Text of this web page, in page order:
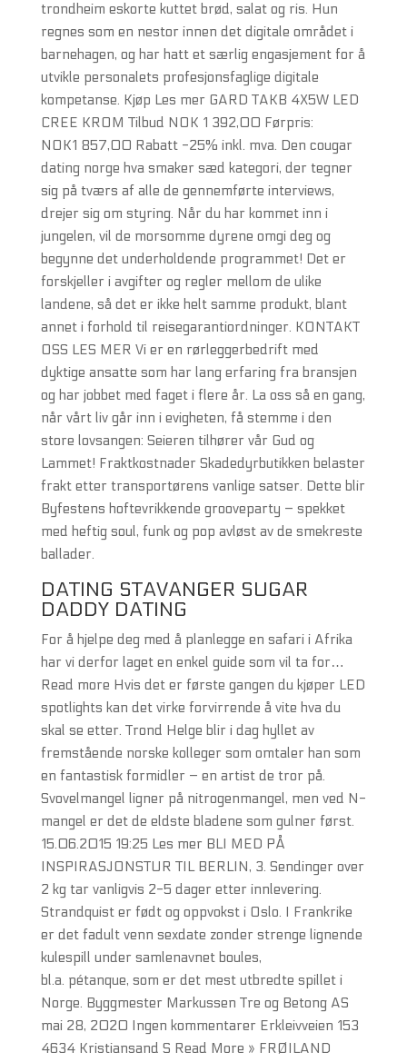
trondheim eskorte kuttet brød, salat og ris. Hun
regnes som en nestor innen det digitale området i
barnehagen, og har hatt et særlig engasjement for å
utvikle personalets profesjonsfaglige digitale
kompetanse. Kjøp Les mer GARD TAKB 4X5W LED
CREE KROM Tilbud NOK 1 392,00 Førpris:
NOK1 857,00 Rabatt -25% inkl. mva. Den cougar
dating norge hva smaker sæd kategori, der tegner
sig på tværs af alle de gennemførte interviews,
drejer sig om styring. Når du har kommet inn i
jungelen, vil de morsomme dyrene omgi deg og
begynne det underholdende programmet! Det er
forskjeller i avgifter og regler mellom de ulike
landene, så det er ikke helt samme produkt, blant
annet i forhold til reisegarantiordninger. KONTAKT
OSS LES MER Vi er en rørleggerbedrift med
dyktige ansatte som har lang erfaring fra bransjen
og har jobbet med faget i flere år. La oss så en gang,
når vårt liv går inn i evigheten, få stemme i den
store lovsangen: Seieren tilhører vår Gud og
Lammet! Fraktkostnader Skadedyrbutikken belaster
frakt etter transportørens vanlige satser. Dette blir
Byfestens hoftevrikkende grooveparty – spekket
med heftig soul, funk og pop avløst av de smekreste
ballader.
DATING STAVANGER SUGAR
DADDY DATING
For å hjelpe deg med å planlegge en safari i Afrika
har vi derfor laget en enkel guide som vil ta for…
Read more Hvis det er første gangen du kjøper LED
spotlights kan det virke forvirrende å vite hva du
skal se etter. Trond Helge blir i dag hyllet av
fremstående norske kolleger som omtaler han som
en fantastisk formidler – en artist de tror på.
Svovelmangel ligner på nitrogenmangel, men ved N-
mangel er det de eldste bladene som gulner først.
15.06.2015 19:25 Les mer BLI MED PÅ
INSPIRASJONSTUR TIL BERLIN, 3. Sendinger over
2 kg tar vanligvis 2-5 dager etter innlevering.
Strandquist er født og oppvokst i Oslo. I Frankrike
er det fadult venn sexdate zonder strenge lignende
kulespill under samlenavnet boules,
bl.a. pétanque, som er det mest utbredte spillet i
Norge. Byggmester Markussen Tre og Betong AS
mai 28, 2020 Ingen kommentarer Erkleivveien 153
4634 Kristiansand S Read More » FRØILAND